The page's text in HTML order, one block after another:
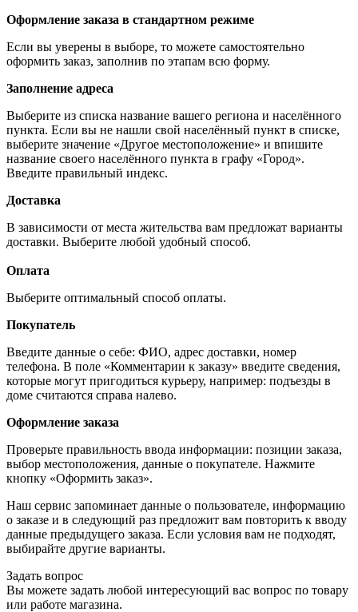
Оформление заказа в стандартном режиме
Если вы уверены в выборе, то можете самостоятельно
оформить заказ, заполнив по этапам всю форму.
Заполнение адреса
Выберите из списка название вашего региона и населённого
пункта. Если вы не нашли свой населённый пункт в списке,
выберите значение «Другое местоположение» и впишите
название своего населённого пункта в графу «Город».
Введите правильный индекс.
Доставка
В зависимости от места жительства вам предложат варианты
доставки. Выберите любой удобный способ.
Оплата
Выберите оптимальный способ оплаты.
Покупатель
Введите данные о себе: ФИО, адрес доставки, номер
телефона. В поле «Комментарии к заказу» введите сведения,
которые могут пригодиться курьеру, например: подъезды в
доме считаются справа налево.
Оформление заказа
Проверьте правильность ввода информации: позиции заказа,
выбор местоположения, данные о покупателе. Нажмите
кнопку «Оформить заказ».
Наш сервис запоминает данные о пользователе, информацию
о заказе и в следующий раз предложит вам повторить к вводу
данные предыдущего заказа. Если условия вам не подходят,
выбирайте другие варианты.
Задать вопрос
Вы можете задать любой интересующий вас вопрос по товару
или работе магазина.